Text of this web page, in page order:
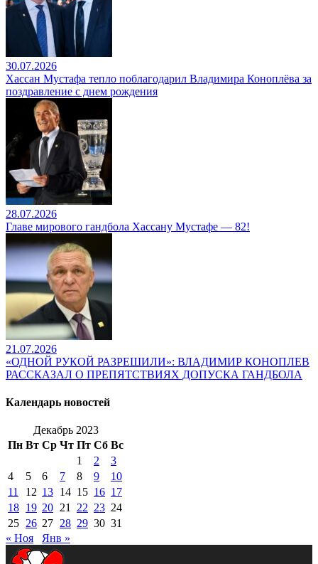
30.07.2026
Хассан Мустафа тепло поблагодарил Владимира Коноплёва за
поздравление с днем рождения
28.07.2026
Главе мирового гандбола Хассану Мустафе — 82!
21.07.2026
«ОДНОЙ РУКОЙ РАЗРЕШИЛИ»: ВЛАДИМИР КОНОПЛЕВ
РАССКАЗАЛ О ПРЕПЯТСТВИЯХ ДОПУСКА ГАНДБОЛА
Календарь новостей
Декабрь 2023
Пн Вт Ср Чт Пт Сб Вс
1
2
3
4
5 6 7 8 9
10
11
12 13 14 15 16 17
18 19 20 21 22 23 24
25 26 27 28 29 30 31
« Ноя
Янв »